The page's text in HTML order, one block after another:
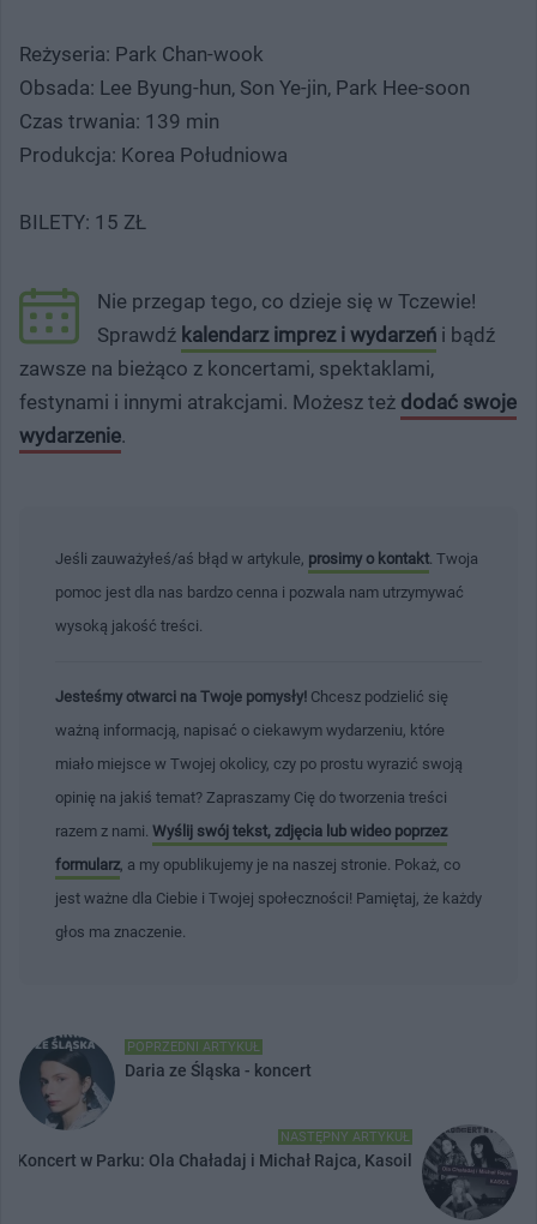
Reżyseria: Park Chan-wook
Obsada: Lee Byung-hun, Son Ye-jin, Park Hee-soon
Czas trwania: 139 min
Produkcja: Korea Południowa
BILETY: 15 ZŁ
Nie przegap tego, co dzieje się w Tczewie!
Sprawdź kalendarz imprez i wydarzeń i bądź
zawsze na bieżąco z koncertami, spektaklami,
festynami i innymi atrakcjami. Możesz też dodać swoje
wydarzenie.
Jeśli zauważyłeś/aś błąd w artykule, prosimy o kontakt . Twoja
pomoc jest dla nas bardzo cenna i pozwala nam utrzymywać
wysoką jakość treści.
Jesteśmy otwarci na Twoje pomysły! Chcesz podzielić się
ważną informacją, napisać o ciekawym wydarzeniu, które
miało miejsce w Twojej okolicy, czy po prostu wyrazić swoją
opinię na jakiś temat? Zapraszamy Cię do tworzenia treści
razem z nami. Wyślij swój tekst, zdjęcia lub wideo poprzez
formularz , a my opublikujemy je na naszej stronie. Pokaż, co
jest ważne dla Ciebie i Twojej społeczności! Pamiętaj, że każdy
głos ma znaczenie.
POPRZEDNI ARTYKUŁ
Daria ze Śląska - koncert
NASTĘPNY ARTYKUŁ
Koncert w Parku: Ola Chaładaj i Michał Rajca, Kasoil